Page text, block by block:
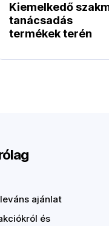
Kiemelkedő
tanácsadás
termékek terén
ajánlat
és